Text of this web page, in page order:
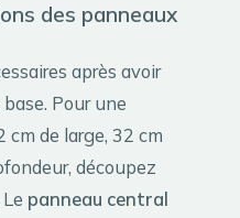
des panneaux
après avoir
Pour une
cm de large, 32 cm
découpez
panneau central